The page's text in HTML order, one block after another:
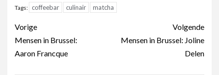
Tags: coffeebar culinair matcha
Berichtnavigatie
Vorige
Mensen in Brussel:
Aaron Francque
Volgende
Mensen in Brussel: Joline
Delen